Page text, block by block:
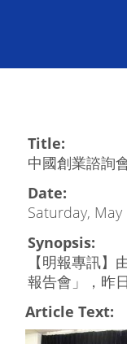
Title:
中國創業諮詢
Date:
Saturday, May
Synopsis:
【明報專訊
報告會」，昨日
Article Text: